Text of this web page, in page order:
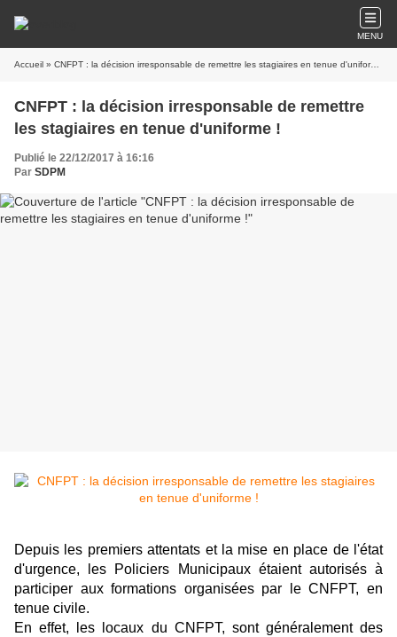
MENU
Accueil » CNFPT : la décision irresponsable de remettre les stagiaires en tenue d'uniforme !
CNFPT : la décision irresponsable de remettre
les stagiaires en tenue d'uniforme !
Publié le 22/12/2017 à 16:16
Par SDPM
Depuis les premiers attentats et la mise en place de l'état
d'urgence, les Policiers Municipaux étaient autorisés à
participer aux formations organisées par le CNFPT, en
tenue civile.
En effet, les locaux du CNFPT, sont généralement des